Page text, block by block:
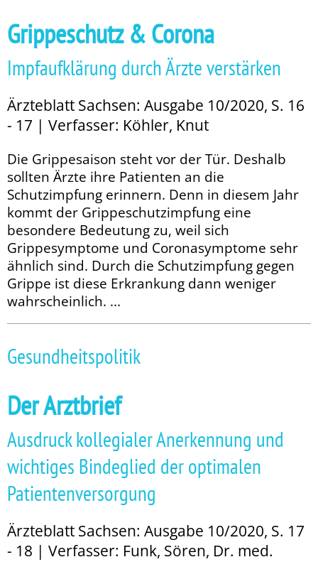
Grippeschutz & Corona
Impfaufklärung durch Ärzte verstärken
Ärzteblatt Sachsen: Ausgabe 10/2020, S. 16
- 17 | Verfasser: Köhler, Knut
Die Grippesaison steht vor der Tür. Deshalb
sollten Ärzte ihre Patienten an die
Schutzimpfung erinnern. Denn in diesem Jahr
kommt der Grippeschutzimpfung eine
besondere Bedeutung zu, weil sich
Grippesymptome und Coronasymptome sehr
ähnlich sind. Durch die Schutzimpfung gegen
Grippe ist diese Erkrankung dann weniger
wahrscheinlich. ...
Gesundheitspolitik
Der Arztbrief
Ausdruck kollegialer Anerkennung und
wichtiges Bindeglied der optimalen
Patientenversorgung
Ärzteblatt Sachsen: Ausgabe 10/2020, S. 17
- 18 | Verfasser: Funk, Sören, Dr. med.